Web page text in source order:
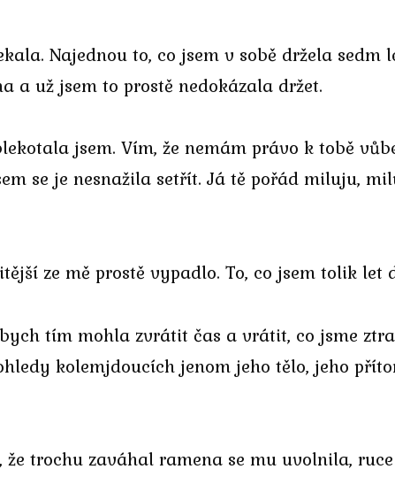
Najednou to, co jsem v sobě držela sedm
a už jsem to prostě nedokázala držet.
jsem. Vím, že nemám právo k tobě
se je nesnažila setřít. Já tě pořád miluju,
ze mě prostě vypadlo. To, co jsem tolik let
tím mohla zvrátit čas a vrátit, co jsme
kolemjdoucích jenom jeho tělo, jeho
trochu zaváhal ramena se mu uvolnila,